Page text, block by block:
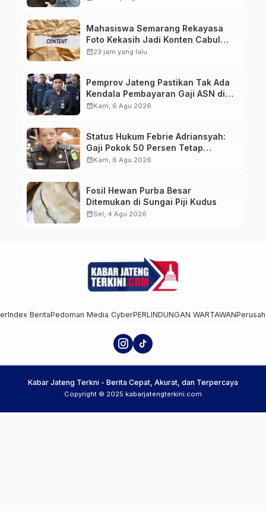
Mahasiswa Semarang Rekayasa
Foto Kekasih Jadi Konten Cabul
karena Sakit Hati
calendar_month23 jam yang lalu
Pemprov Jateng Pastikan Tak Ada
Kendala Pembayaran Gaji ASN di
Tengah Pemangkasan Transfer ke
calendar_monthKam, 6 Agu 2026
Status Hukum Febrie Adriansyah:
Gaji Pokok 50 Persen Tetap
Mengalir, Tunjangan Disetop
calendar_monthKam, 6 Agu 2026
Fosil Hewan Purba Besar
Ditemukan di Sungai Piji Kudus
calendar_monthSel, 4 Agu 2026
Index BeritaPedoman Media CyberPERLINDUNGAN WARTAWAN
Kabar Jateng Terkni - Berita Cepat, Akurat, dan Terpercaya
Copyright © 2025 kabarjatengterkini.com